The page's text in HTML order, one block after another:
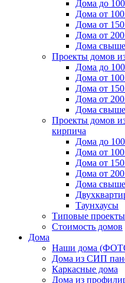
Дома до
Дома от
Дома от
Дома от
Дома
Проекты домов
Дома до
Дома от
Дома от
Дома от
Дома
Проекты домов
кирпича
Дома до
Дома от
Дома от
Дома от
Дома
Таунхаусы
Типовые проекты
Стоимость домов
Дома
Наши дома
Дома из СИП
Каркасные дома
Дома из